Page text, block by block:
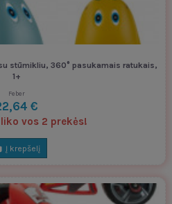
stūmikliu, 360° pasukamais ratukais,
1+
Feber
€
vos 2 prekės!
Į krepšelį